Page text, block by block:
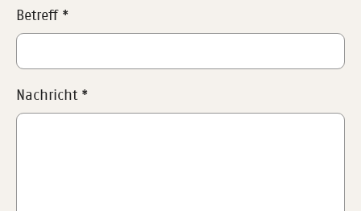
Betreff *
Nachricht *